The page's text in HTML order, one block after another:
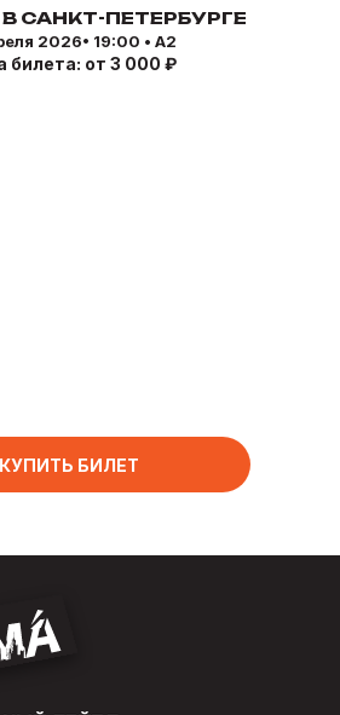
САНКТ-ПЕТЕРБУРГЕ
2026• 19:00 • А2
билета: от 3 000 ₽
КУПИТЬ БИЛЕТ